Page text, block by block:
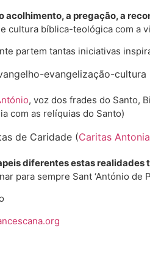
acolhimento, a pregação, a
cultura bíblica-teológica com a
partem tantas iniciativas
evangelização-cultura
, voz dos frades do Santo,
com as relíquias do Santo)
de Caridade (Caritas
diferentes estas realidades
para sempre Sant ‘António de